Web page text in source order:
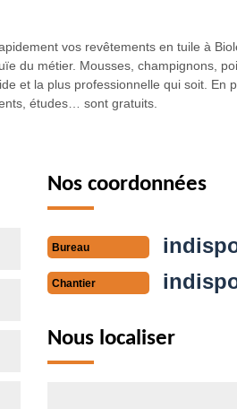
vos revêtements en tuile à
du métier. Mousses, champignons,
et la plus professionnelle qui soit. En
études… sont gratuits.
Nos coordonnées
Bureau
Chantier
Nous localiser